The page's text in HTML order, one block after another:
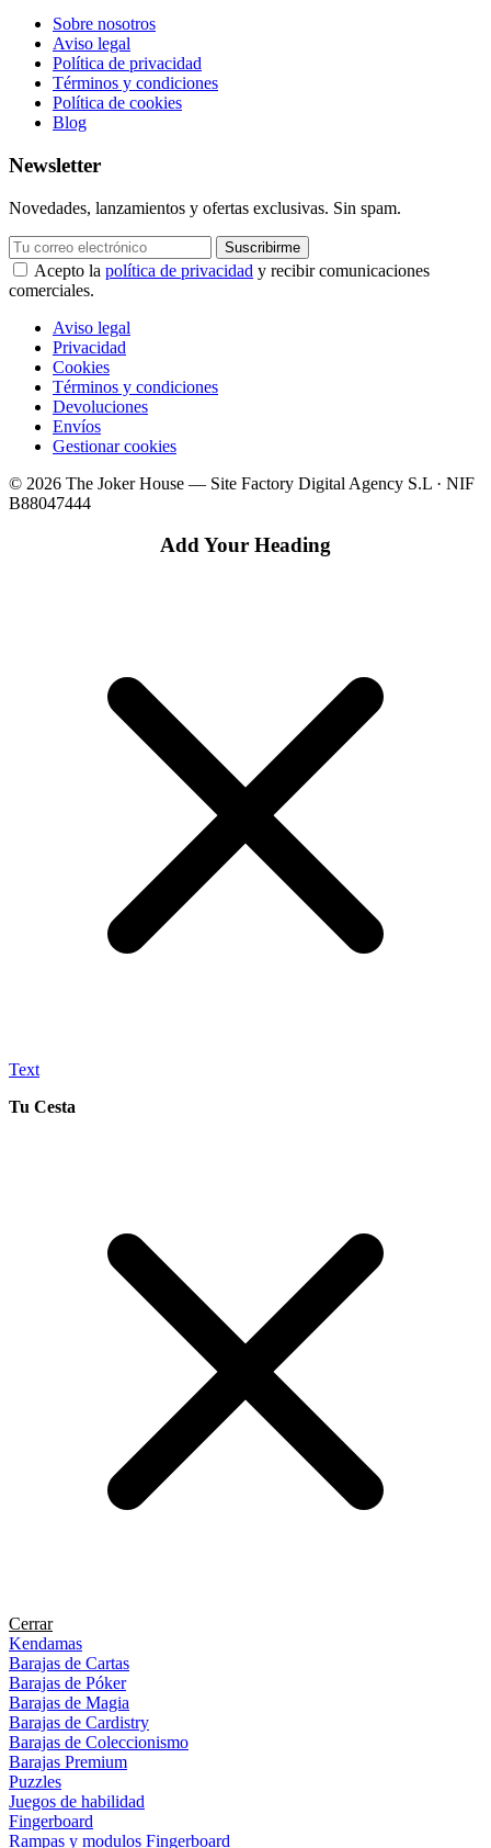
Sobre nosotros
Aviso legal
Política de privacidad
Términos y condiciones
Política de cookies
Blog
Newsletter
Novedades, lanzamientos y ofertas exclusivas. Sin spam.
Suscribirme
Acepto la política de privacidad y recibir comunicaciones
comerciales.
Aviso legal
Privacidad
Cookies
Términos y condiciones
Devoluciones
Envíos
Gestionar cookies
© 2026 The Joker House — Site Factory Digital Agency S.L · NIF
B88047444
Add Your Heading
Text
Tu Cesta
Cerrar
Kendamas
Barajas de Cartas
Barajas de Póker
Barajas de Magia
Barajas de Cardistry
Barajas de Coleccionismo
Barajas Premium
Puzzles
Juegos de habilidad
Fingerboard
Rampas y modulos Fingerboard